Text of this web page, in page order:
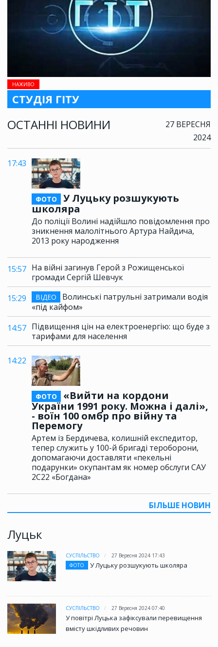
НАЖИВО
СТУДІЯ ГІТУ
ОСТАННІ НОВИНИ
27 ВЕРЕСНЯ
2024
17:43
ФОТО
У Луцьку розшукують
школяра
До поліції Волині надійшло повідомлення про
зникнення малолітнього Артура Найдича,
2013 року народження
15:57 На війні загинув Герой з Рожищенської
громади Сергій Шевчук
15:29
ВІДЕО
Волинські патрульні затримали водія
«під кайфом»
14:57 Підвищення цін на електроенергію: що буде з
тарифами для населення
14:22
ФОТО
«Вийти на кордони
України 1991 року. Можна і далі»,
- воїн 100 омбр про війну та
Перемогу
Артем із Бердичева, колишній експедитор,
тепер служить у 100-й бригаді тероборони,
допомагаючи доставляти «пекельні
подарунки» окупантам як номер обслуги САУ
2С22 «Богдана»
БІЛЬШЕ НОВИН
Луцьк
СУСПІЛЬСТВО
27 Вересня 2024 17:43
ФОТО
У Луцьку розшукують школяра
СУСПІЛЬСТВО 27 Вересня 2024 07:40
У повітрі Луцька зафіксували перевищення
вмісту шкідливих речовин